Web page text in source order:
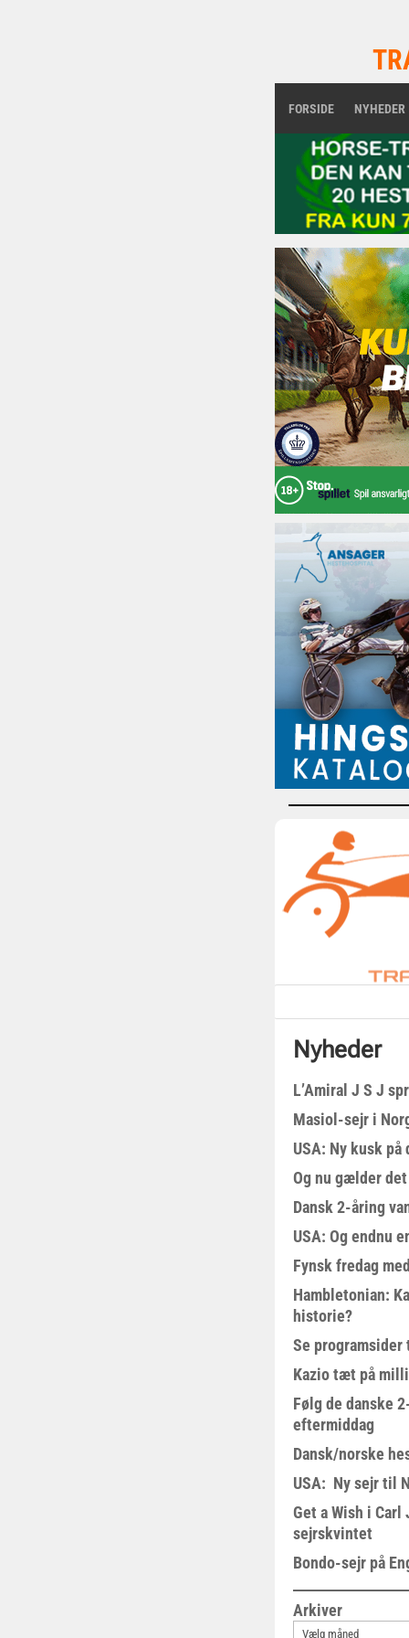
FORSIDE NYHEDER
Nyheder
L’Amiral J S J
Masiol-sejr i
USA: Ny kusk på
Og nu gælder
Dansk 2-åring
USA: Og endnu
Fynsk fredag
Hambletonian:
historie?
Se
Kazio tæt på
Følg de danske
eftermiddag
Dansk/norske
USA: Ny sejr til
Get a Wish i Carl
sejrskvintet
Bondo-sejr på
Arkiver